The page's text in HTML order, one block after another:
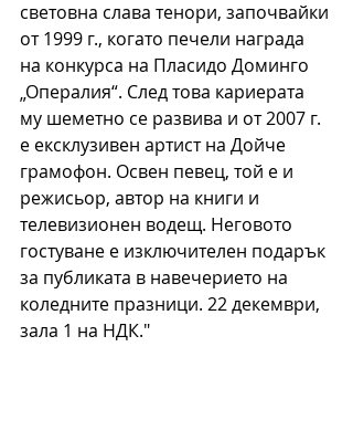
световна слава тенори, започвайки
от 1999 г., когато печели награда
на конкурса на Пласидо Доминго
„Опералия“. След това кариерата
му шеметно се развива и от 2007 г.
е ексклузивен артист на Дойче
грамофон. Освен певец, той е и
режисьор, автор на книги и
телевизионен водещ. Неговото
гостуване е изключителен подарък
за публиката в навечерието на
коледните празници. 22 декември,
зала 1 на НДК."